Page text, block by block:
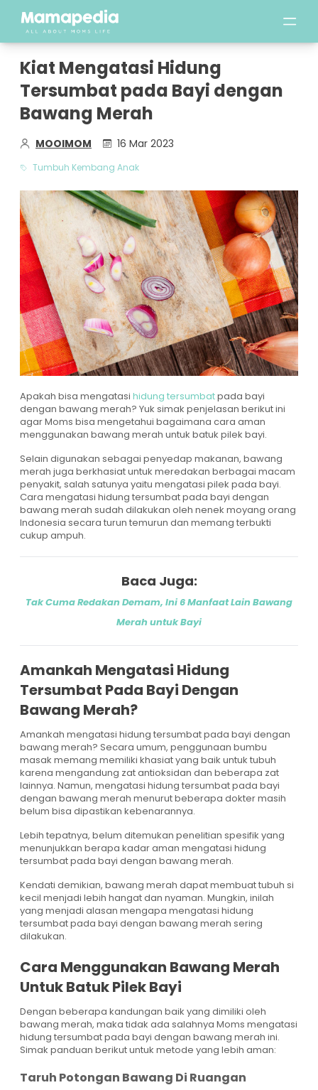
Kiat Mengatasi Hidung
Tersumbat pada Bayi dengan
Bawang Merah
MOOIMOM 16 Mar 2023
Tumbuh Kembang Anak
Apakah bisa mengatasi hidung tersumbatpada bayi
dengan bawang merah? Yuk simak penjelasan berikut ini
agar Moms bisa mengetahui bagaimana cara aman
menggunakan bawang merah untuk batuk pilek bayi.
Selain digunakan sebagai penyedap makanan, bawang
merah juga berkhasiat untuk meredakan berbagai macam
penyakit, salah satunya yaitu mengatasi pilek pada bayi.
Cara mengatasi hidung tersumbat pada bayi dengan
bawang merah sudah dilakukan oleh nenek moyang orang
Indonesia secara turun temurun dan memang terbukti
cukup ampuh.
Baca Juga:
Tak Cuma Redakan Demam, Ini 6 Manfaat Lain Bawang
Merah untuk Bayi
Amankah Mengatasi Hidung
Tersumbat Pada Bayi Dengan
Bawang Merah?
Amankah mengatasi hidung tersumbat pada bayi dengan
bawang merah? Secara umum, penggunaan bumbu
masak memang memiliki khasiat yang baik untuk tubuh
karena mengandung zat antioksidan dan beberapa zat
lainnya. Namun, mengatasi hidung tersumbat pada bayi
dengan bawang merah menurut beberapa dokter masih
belum bisa dipastikan kebenarannya.
Lebih tepatnya, belum ditemukan penelitian spesifik yang
menunjukkan berapa kadar aman mengatasi hidung
tersumbat pada bayi dengan bawang merah.
Kendati demikian, bawang merah dapat membuat tubuh si
kecil menjadi lebih hangat dan nyaman. Mungkin, inilah
yang menjadi alasan mengapa mengatasi hidung
tersumbat pada bayi dengan bawang merah sering
dilakukan.
Cara Menggunakan Bawang Merah
Untuk Batuk Pilek Bayi
Dengan beberapa kandungan baik yang dimiliki oleh
bawang merah, maka tidak ada salahnya Moms mengatasi
hidung tersumbat pada bayi dengan bawang merah ini.
Simak panduan berikut untuk metode yang lebih aman:
Taruh Potongan Bawang Di Ruangan